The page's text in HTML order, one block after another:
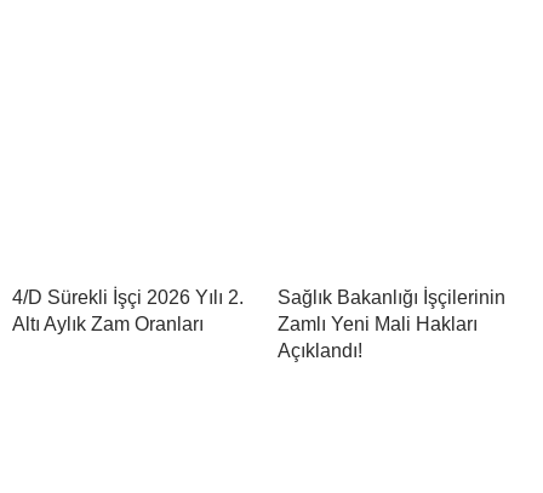
4/D Sürekli İşçi 2026 Yılı 2.
Altı Aylık Zam Oranları
Sağlık Bakanlığı İşçilerinin
Zamlı Yeni Mali Hakları
Açıklandı!